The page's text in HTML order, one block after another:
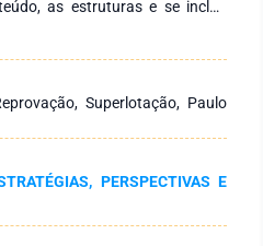
as estruturas e se incluir
critica. Será utilizada, como
em Moçambique. Ela, no
registrou uma taxa de
se também casos em que há
até 200 alunos. O objetivo foi
em sala de aula, fazer
sob a ótica da pedagogia
que permitam melhorar a
através da metodologia
Superlotação, Paulo
PERSPECTIVAS E